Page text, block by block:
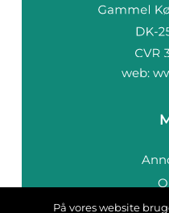
web:
På vores website